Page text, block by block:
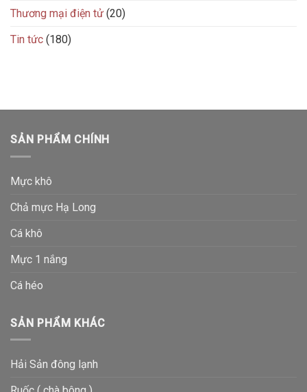
Thương mại điện tử (20)
Tin tức (180)
SẢN PHẨM CHÍNH
Mực khô
Chả mực Hạ Long
Cá khô
Mực 1 nắng
Cá héo
SẢN PHẨM KHÁC
Hải Sản đông lạnh